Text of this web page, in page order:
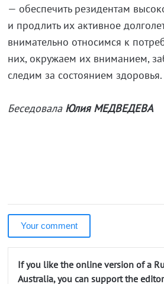
— обеспечить резидентам
и продлить их активное
внимательно относимся к
них, окружаем их вниманием,
следим за состоянием здоровья.
Беседовала Юлия МЕДВЕДЕВА
Your comment
If you like the online version of a
Australia, you can support the